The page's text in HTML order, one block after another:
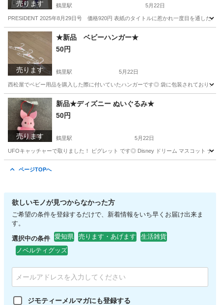
売ります 鶴里駅 5月22日
PRESIDENT 2025年8月29日号 価格920円 表紙のタイトルに惹かれ一度目を通した
愛知 名古屋市 鶴里駅 ビジネス、経済
売ります
★新品 ベビーハンガー★
50円
鶴里駅 5月22日
西松屋でベビー用品を購入した際に付いていたハンガーです◎ 袋に包装されてお
愛知 名古屋市 鶴里駅 家庭用品 ベビー
売ります
新品★ディズニー ぬいぐるみ★
50円
鶴里駅 5月22日
UFOキャッチャーで取りました！ ピグレット です◎ Disney ドリーム マスコット ナム
ページTOPへ
欲しいモノが見つからなかった方
ご希望の条件を登録するだけで、新着情報をいち早くお届け出来ま
す。
選択中の条件 愛知県 売ります・あげます
生活雑貨
ノベルティグッズ
ジモティーメルマガにも登録する